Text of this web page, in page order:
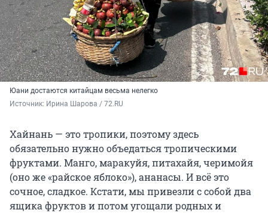
Юани достаются китайцам весьма нелегко
Источник: Ирина Шарова / 72.RU
Хайнань — это тропики, поэтому здесь
обязательно нужно объедаться тропическими
фруктами. Манго, маракуйя, питахайя, черимойя
(оно же «райское яблоко»), ананасы. И всё это
сочное, сладкое. Кстати, мы привезли с собой два
ящика фруктов и потом угощали родных и